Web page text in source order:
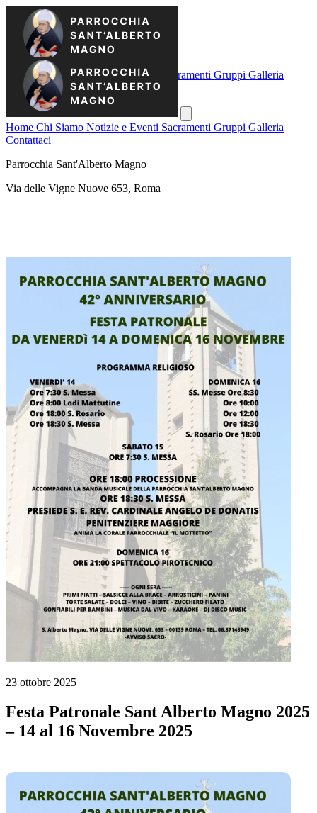
HomeChi SiamoNotizie e Eventi Sacramenti Gruppi Galleria
Contattaci
Home Chi Siamo Notizie e Eventi Sacramenti Gruppi Galleria
Contattaci
Parrocchia Sant'Alberto Magno
Via delle Vigne Nuove 653, Roma
23 ottobre 2025
Festa Patronale Sant Alberto Magno 2025
– 14 al 16 Novembre 2025